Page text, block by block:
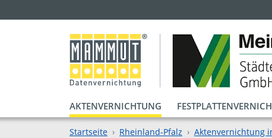
AKTENVERNICHTUNG
Startseite Rheinland-Pfalz Aktenvernichtung